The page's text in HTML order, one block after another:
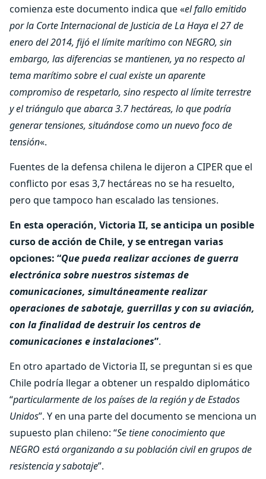
comienza este documento indica que «el fallo emitido
por la Corte Internacional de Justicia de La Haya el 27 de
enero del 2014, fijó el límite marítimo con NEGRO, sin
embargo, las diferencias se mantienen, ya no respecto al
tema marítimo sobre el cual existe un aparente
compromiso de respetarlo, sino respecto al límite terrestre
y el triángulo que abarca 3.7 hectáreas, lo que podría
generar tensiones, situándose como un nuevo foco de
tensión«.
Fuentes de la defensa chilena le dijeron a CIPER que el
conflicto por esas 3,7 hectáreas no se ha resuelto,
pero que tampoco han escalado las tensiones.
En esta operación, Victoria II, se anticipa un posible
curso de acción de Chile, y se entregan varias
opciones: “Que pueda realizar acciones de guerra
electrónica sobre nuestros sistemas de
comunicaciones, simultáneamente realizar
operaciones de sabotaje, guerrillas y con su aviación,
con la finalidad de destruir los centros de
comunicaciones e instalaciones”.
En otro apartado de Victoria II, se preguntan si es que
Chile podría llegar a obtener un respaldo diplomático
“particularmente de los países de la región y de Estados
Unidos”. Y en una parte del documento se menciona un
supuesto plan chileno: “Se tiene conocimiento que
NEGRO está organizando a su población civil en grupos de
resistencia y sabotaje”.